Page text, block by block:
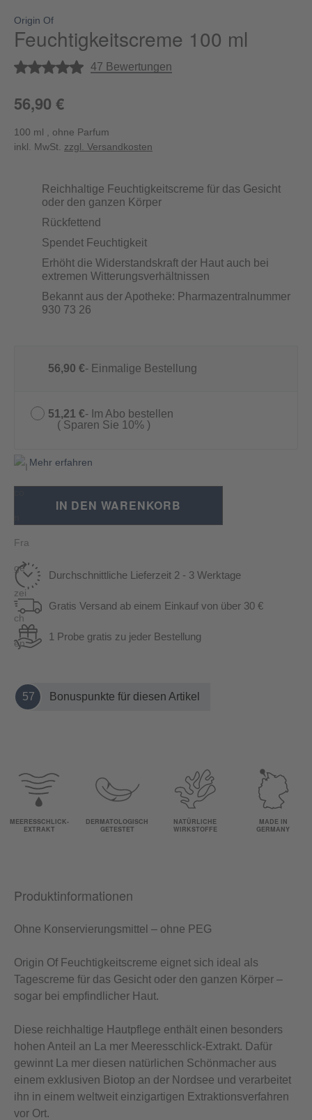
56,90 €
100 ml , ohne Parfum
inkl. MwSt. zzgl. Versandkosten
Reichhaltige Feuchtigkeitscreme für das Gesicht
oder den ganzen Körper
Rückfettend
Spendet Feuchtigkeit
Erhöht die Widerstandskraft der Haut auch bei
extremen Witterungsverhältnissen
Bekannt aus der Apotheke: Pharmazentralnummer
930 73 26
Origin Of
Feuchtigkeitscreme 100 ml
Durchschnittliche Bewertung von 4.9 von 5 Sternen
47 Bewertungen
Einmalige Bestellung
56,90 €
Im Abo bestellen
51,21 €
Sparen Sie 10%
Mehr erfahren
IN DEN WARENKORB
Durchschnittliche Lieferzeit 2 - 3 Werktage
Gratis Versand ab einem Einkauf von über 30 €
1 Probe gratis zu jeder Bestellung
57 Bonuspunkte für diesen Artikel
MEERESSCHLICK-
EXTRAKT
DERMATOLOGISCH
GETESTET
NATÜRLICHE
WIRKSTOFFE
MADE IN
GERMANY
Produktinformationen
Ohne Konservierungsmittel – ohne PEG
Origin Of Feuchtigkeitscreme eignet sich ideal als
Tagescreme für das Gesicht oder den ganzen Körper –
sogar bei empfindlicher Haut.
Diese reichhaltige Hautpflege enthält einen besonders
hohen Anteil an La mer Meeresschlick-Extrakt. Dafür
gewinnt La mer diesen natürlichen Schönmacher aus
einem exklusiven Biotop an der Nordsee und verarbeitet
ihn in einem weltweit einzigartigen Extraktionsverfahren
vor Ort.